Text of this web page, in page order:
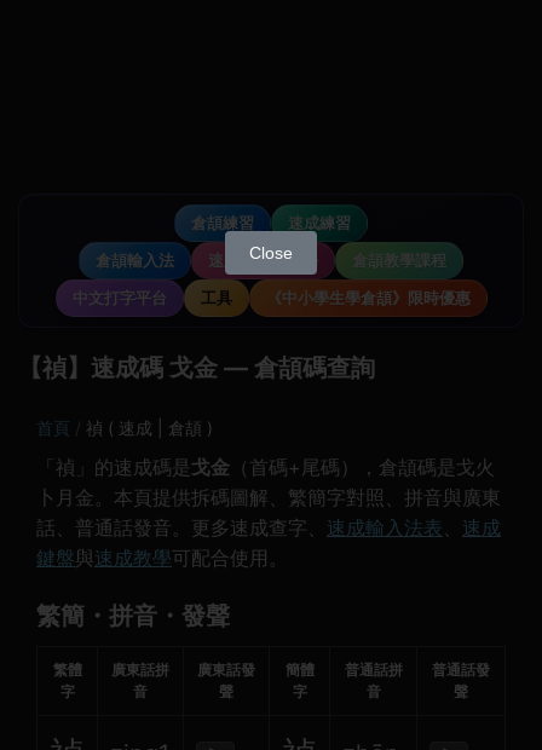
倉頡練習
速成練習
倉頡輸入法
速成輸入法教學
倉頡教學課程
中文打字平台
工具 《中小學生學倉頡》限時優惠
【禎】速成碼 戈金 — 倉頡碼查詢
首頁 禎 ( 速成 | 倉頡 )
「禎」的速成碼是 戈金 （首碼+尾碼），倉頡碼是戈火
卜月金。本頁提供拆碼圖解、繁簡字對照、拼音與廣東
話、普通話發音。更多速成查字、 速成輸入法表、 速成
鍵盤與速成教學可配合使用。
繁簡・拼音・發聲
繁體
字
廣東話拼
音
廣東話發
聲
簡體
字
普通話拼
音
普通話發
聲
Close